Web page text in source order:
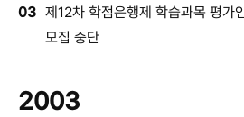
03 제12차 학점은행제 학습과목 평가
모집 중단
2003